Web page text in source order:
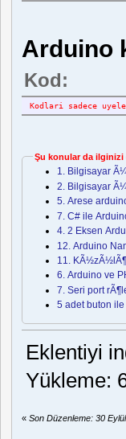
Arduino
Kod:
Kodlari sadece
Şu konular da ilginizi
1. Bilgisayar
2. Bilgisayar
5. Arese
7. C# ile
4. 2 Eksen
12. Arduino
11.
6. Arduino ve
7. Seri port
5 adet buton
Eklentiyi
Yükleme:
«Son Düzenleme: 30